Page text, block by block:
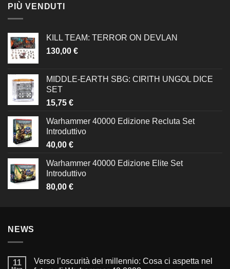
PIÙ VENDUTI
KILL TEAM: TERROR ON DEVLAN
130,00 €
MIDDLE-EARTH SBG: CIRITH UNGOL DICE
SET
15,75 €
Warhammer 40000 Edizione Recluta Set
Introduttivo
40,00 €
Warhammer 40000 Edizione Elite Set
Introduttivo
80,00 €
NEWS
11
Verso l’oscurità del millennio: Cosa ci aspetta nel